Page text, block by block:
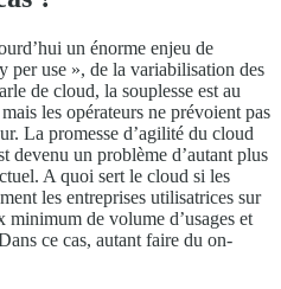
un énorme enjeu de
per use », de la variabilisation des
de cloud, la souplesse est au
les opérateurs ne prévoient pas
La promesse d’agilité du cloud
devenu un problème d’autant plus
A quoi sert le cloud si les
les entreprises utilisatrices sur
minimum de volume d’usages et
ce cas, autant faire du on-